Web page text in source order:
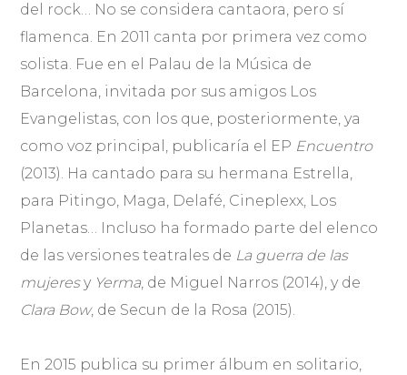
del rock… No se considera cantaora, pero sí
flamenca. En 2011 canta por primera vez como
solista. Fue en el Palau de la Música de
Barcelona, invitada por sus amigos Los
Evangelistas, con los que, posteriormente, ya
como voz principal, publicaría el EP Encuentro
(2013). Ha cantado para su hermana Estrella,
para Pitingo, Maga, Delafé, Cineplexx, Los
Planetas… Incluso ha formado parte del elenco
de las versiones teatrales de La guerra de las
mujeresy Yerma, de Miguel Narros (2014), y de
Clara Bow, de Secun de la Rosa (2015).
En 2015 publica su primer álbum en solitario,